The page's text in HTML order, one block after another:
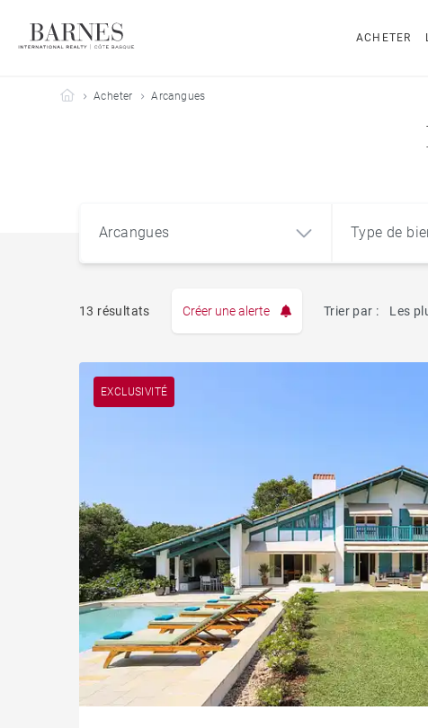
ACHETER
Barnes Côte Basque
Acheter Arcangues
Arcangues
Arcangues (64200)
Type de
Château
Propriété
13 résultats Créer une alerte Trier par : Les
EXCLUSIVITÉ